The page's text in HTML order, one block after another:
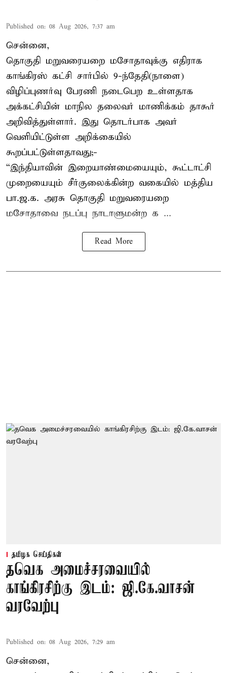
Published on: 08 Aug 2026, 7:37 am
சென்னை,
தொகுதி மறுவரையறை மசோதாவுக்கு எதிராக
காங்கிரஸ் கட்சி சார்பில் 9-ந்தேதி(நாளை)
விழிப்புணர்வு பேரணி நடைபெற உள்ளதாக
அக்கட்சியின் மாநில தலைவர் மாணிக்கம் தாகூர்
அறிவித்துள்ளார். இது தொடர்பாக அவர்
வெளியிட்டுள்ள அறிக்கையில்
கூறப்பட்டுள்ளதாவது;-
“இந்தியாவின் இறையாண்மையையும், கூட்டாட்சி
முறையையும் சீர்குலைக்கின்ற வகையில் மத்திய
பா.ஜ.க. அரசு தொகுதி மறுவரையறை
மசோதாவை நடப்பு நாடாளுமன்ற க ...
Read More
தமிழக செய்திகள்
தவெக அமைச்சரவையில்
காங்கிரசிற்கு இடம்: ஜி.கே.வாசன்
வரவேற்பு
Published on: 08 Aug 2026, 7:29 am
சென்னை,